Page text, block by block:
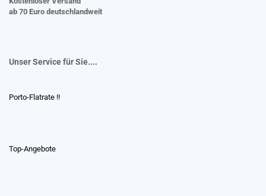
ab 70 Euro deutschlandweit
Unser Service für Sie....
Porto-Flatrate !!
Top-Angebote